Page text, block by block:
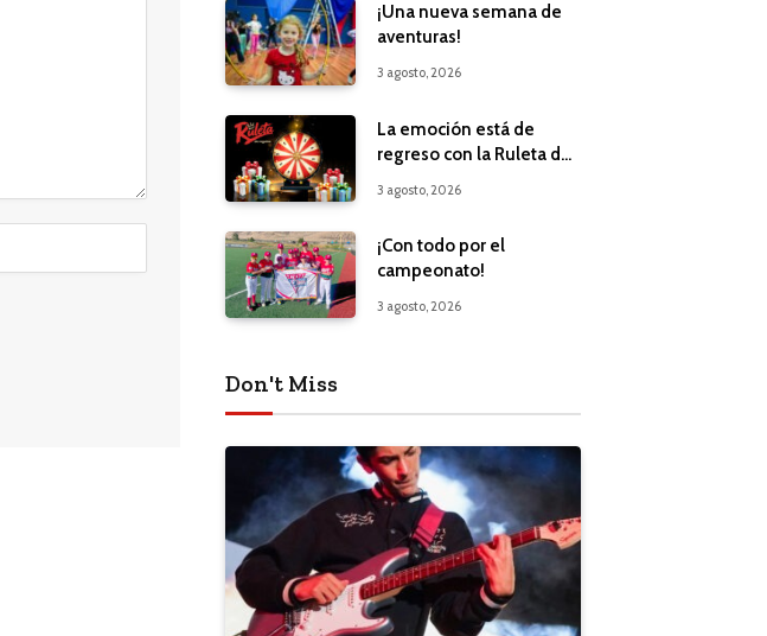
¡Una nueva semana de
aventuras!
3 agosto, 2026
La emoción está de
regreso con la Ruleta de
3 agosto, 2026
¡Con todo por el
campeonato!
3 agosto, 2026
Don't Miss